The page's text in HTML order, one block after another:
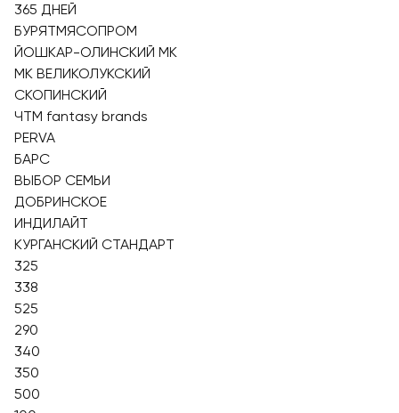
365 ДНЕЙ
БУРЯТМЯСОПРОМ
ЙОШКАР-ОЛИНСКИЙ МК
МК ВЕЛИКОЛУКСКИЙ
СКОПИНСКИЙ
ЧТМ fantasy brands
PERVA
БАРС
ВЫБОР СЕМЬИ
ДОБРИНСКОЕ
ИНДИЛАЙТ
КУРГАНСКИЙ СТАНДАРТ
325
338
525
290
340
350
500